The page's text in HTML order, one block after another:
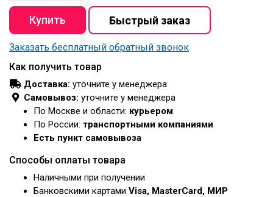
Заказать бесплатный обратный звонок
Как получить товар
Доставка: уточните у менеджера
Самовывоз: уточните у менеджера
По Москве и области: курьером
По России: транспортными компаниями
Есть пункт самовывоза
Способы оплаты товара
Наличными при получении
Банковскими картами Visa, MasterCard, МИР